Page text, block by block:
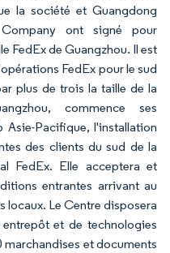
la société et Guangdong
ont signé pour
FedEx de Guangzhou. Il est
FedEx pour le sud
plus de trois la taille de la
commence ses
Asie-Pacifique, l'installation
des clients du sud de la
FedEx. Elle acceptera et
entrantes arrivant au
locaux. Le Centre disposera
et de technologies
et documents